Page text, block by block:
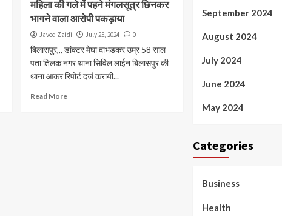
महिला की गले में पहने मंगलसूत्र छिनकर
भागने वाला आरोपी पकड़ाया
Javed Zaidi July 25, 2024 0
बिलासपुर,,, डांक्टर मेघा दाभडकर उम्र 58 साल
पता तिलक नगर थाना सिविल लाईन बिलासपुर की
थाना आकर रिपोर्ट दर्ज करायी...
Read More
September 2024
August 2024
July 2024
June 2024
May 2024
Categories
Business
Health